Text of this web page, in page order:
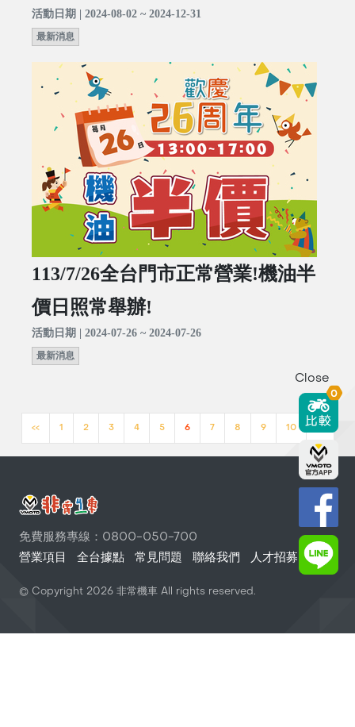
活動日期 | 2024-08-02 ~ 2024-12-31
最新消息
113/7/26全台門市正常營業!機油半
價日照常舉辦!
活動日期 | 2024-07-26 ~ 2024-07-26
最新消息
<< 1 2 3 4 5 6 7 8 9 10 >>
免費服務專線：0800-050-700
營業項目
全台據點 常見問題 聯絡我們 人才招募
© Copyright 2026 非常機車 All rights reserved.
Close
0